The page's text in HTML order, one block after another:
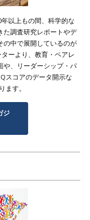
以上もの間、科学的な
た調査研究レポートやデ
の中で展開しているのが
ターより、教育・ペアレ
や、リーダーシップ・パ
スコアのデータ開示な
ます。
ジ